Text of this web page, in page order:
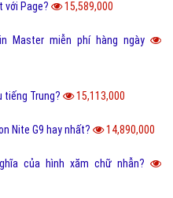
với Page? 15,589,000
Master miễn phí hàng ngày
tiếng Trung? 15,113,000
Nite G9 hay nhất? 14,890,000
của hình xăm chữ nhẫn?